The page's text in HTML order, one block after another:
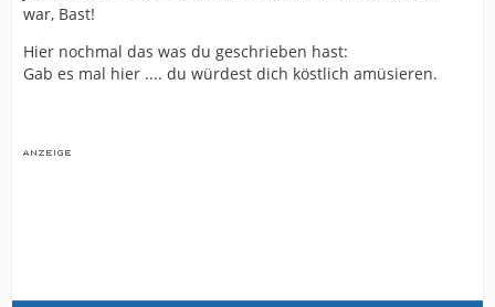
war, Bast!
Hier nochmal das was du geschrieben hast:
Gab es mal hier .... du würdest dich köstlich amüsieren.